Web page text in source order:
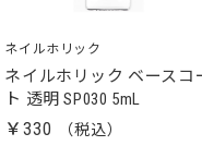
ネイルホリック
ネイルホリック ベースコ
ト 透明 SP030 5mL
￥330